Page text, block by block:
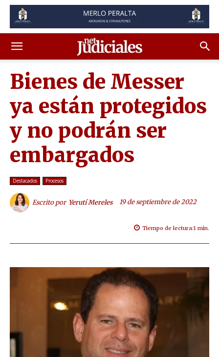
Bienes de Messer
ya están protegidos
y no podrán ser
embargados
Destacados Procesos
Escrito por Yerutí Mereles 19 de septiembre de 2022
Tiempo de lectura:1 min.